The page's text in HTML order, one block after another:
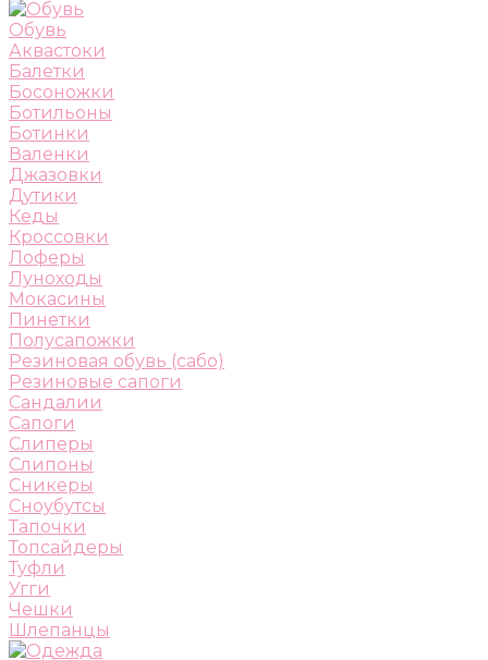
Обувь
Аквастоки
Балетки
Босоножки
Ботильоны
Ботинки
Валенки
Джазовки
Дутики
Кеды
Кроссовки
Лоферы
Луноходы
Мокасины
Пинетки
Полусапожки
Резиновая обувь (сабо)
Резиновые сапоги
Сандалии
Сапоги
Слиперы
Слипоны
Сникеры
Сноубутсы
Тапочки
Топсайдеры
Туфли
Угги
Чешки
Шлепанцы